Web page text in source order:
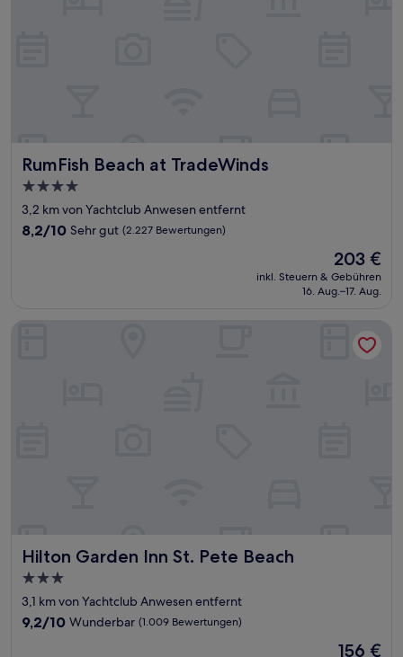
RumFish Beach at TradeWinds
RumFish Beach at TradeWinds
4.0-
Sterne-
Unterkunft
3,2 km von Yachtclub Anwesen entfernt
8.2
Bewertungen)
8,2/10 Sehr gut (2.227 Bewertungen)
Der
Preis
beträgt
203 €
inkl. Steuern & Gebühren
16. Aug.–17. Aug.
Hilton Garden Inn St. Pete Beach
Hilton Garden Inn St. Pete Beach
3.0-
Sterne-
Unterkunft
3,1 km von Yachtclub Anwesen entfernt
9.2
9,2/10 Wunderbar (1.009 Bewertungen)
Der
156 €